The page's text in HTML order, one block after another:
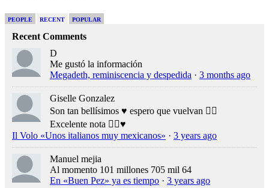
PEOPLE RECENT POPULAR
Recent Comments
D
Me gustó la información
Megadeth, reminiscencia y despedida · 3 months ago
Giselle Gonzalez
Son tan bellísimos ♥️ espero que vuelvan 👍🏻
Excelente nota 👍🏻♥️
Il Volo «Unos italianos muy mexicanos» · 3 years ago
Manuel mejia
Al momento 101 millones 705 mil 64
En «Buen Pez» ya es tiempo · 3 years ago